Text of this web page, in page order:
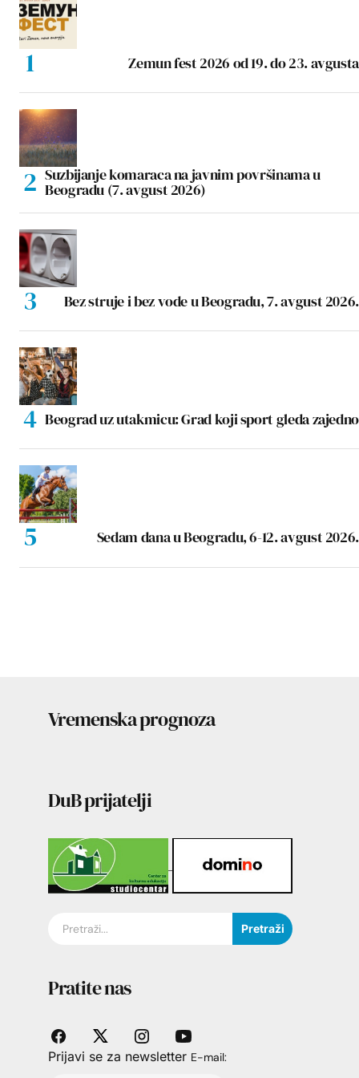
Zemun fest 2026 od 19. do 23. avgusta
Suzbijanje komaraca na javnim površinama u
Beogradu (7. avgust 2026)
Bez struje i bez vode u Beogradu, 7. avgust 2026.
Beograd uz utakmicu: Grad koji sport gleda zajedno
Sedam dana u Beogradu, 6-12. avgust 2026.
Vremenska prognoza
DuB prijatelji
Pretraži
Pratite nas
Prijavi se za newsletter E-mail: